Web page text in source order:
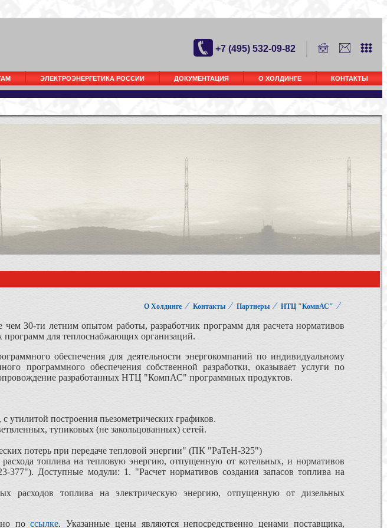
+7 (495) 532-09-82
ЭЛЕКТРОЭНЕРГЕТИКА РОССИИ ДОКУМЕНТАЦИЯ О ХОЛДИНГЕ КОНТАКТЫ
О Холдинге ⁄ Контакты ⁄ Партнеры ⁄ НТЦ "КомпАС" ⁄
чем 30-ти летним опытом работы, разработчик программ для расчета нормативов
программ для теплоснабжающих организаций.
обеспечения для деятельности энергокомпаний по индивидуальному
программного обеспечения собственной разработки, оказывает услуги по
разработанных НТЦ "КомпАС" программных продуктов.
построения пьезометрических графиков.
тупиковых (не закольцованных) сетей.
потерь при передаче тепловой энергии" (ПК "РаТеН-325")
топлива на тепловую энергию, отпущенную от котельных, и нормативов
377"). Доступные модули: 1. "Расчет нормативов создания запасов топлива на
расходов топлива на электрическую энергию, отпущенную от дизельных
поссылке. Указанные цены являются непосредственно ценами поставщика,